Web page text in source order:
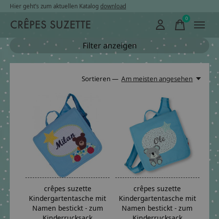
Hier geht’s zum aktuellen Katalog download
0items
Filter anzeigen
Sortieren — Am meisten angesehen
crêpes suzette
Kindergartentasche mit
Namen bestickt - zum
crêpes suzette
Kindergartentasche mit
Namen bestickt - zum